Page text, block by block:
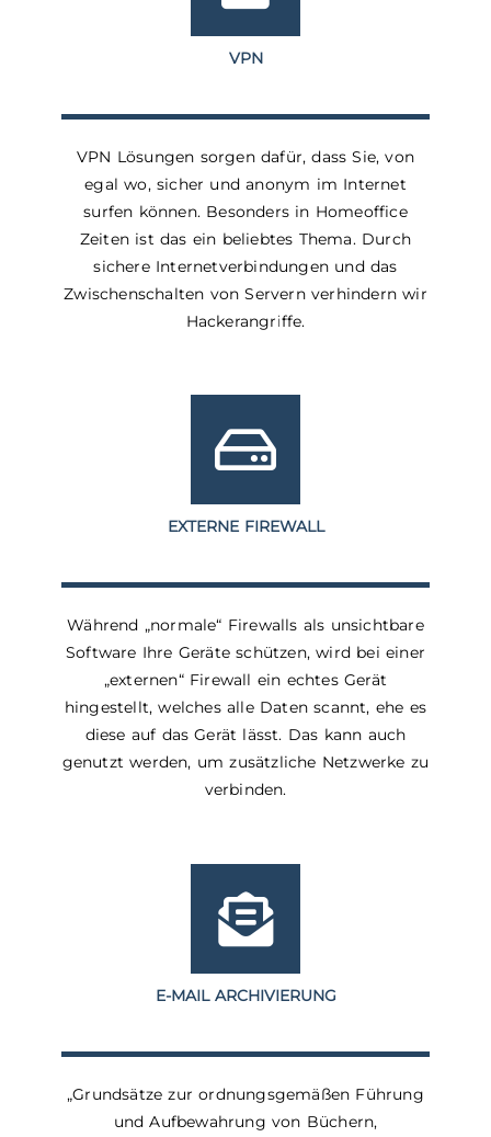
VPN
VPN Lösungen sorgen dafür, dass Sie, von
egal wo, sicher und anonym im Internet
surfen können. Besonders in Homeoffice
Zeiten ist das ein beliebtes Thema. Durch
sichere Internetverbindungen und das
Zwischenschalten von Servern verhindern wir
Hackerangriffe.
EXTERNE FIREWALL
Während „normale“ Firewalls als unsichtbare
Software Ihre Geräte schützen, wird bei einer
„externen“ Firewall ein echtes Gerät
hingestellt, welches alle Daten scannt, ehe es
diese auf das Gerät lässt. Das kann auch
genutzt werden, um zusätzliche Netzwerke zu
verbinden.
E-MAIL ARCHIVIERUNG
„Grundsätze zur ordnungsgemäßen Führung
und Aufbewahrung von Büchern,